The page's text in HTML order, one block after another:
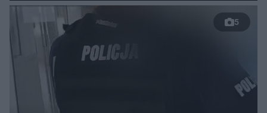
nieudanym manewrze
wyprzedzania zginął
kierowca auta
5